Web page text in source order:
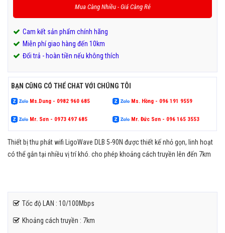
Mua Càng Nhiều - Giá Càng Rẻ
Cam kết sản phẩm chính hãng
Miễn phí giao hàng đến 10km
Đổi trả - hoàn tiền nếu không thích
BẠN CŨNG CÓ THỂ CHAT VỚI CHÚNG TÔI
Ms.Dung - 0982 960 685 Ms. Hồng - 096 191 9559
Mr. Sơn - 0973 497 685 Mr. Đức Sơn - 096 165 3553
Thiết bị thu phát wifi LigoWave DLB 5-90N được thiết kế nhỏ gọn, linh hoạt
có thể gắn tại nhiều vị trí khó. cho phép khoảng cách truyền lên đến 7km
Tốc độ LAN : 10/100Mbps
Khoảng cách truyền : 7km